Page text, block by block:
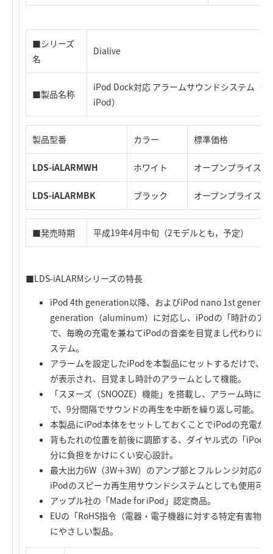
■シリーズ
名
Dialive
■製品名称
iPod Dock対応 アラームサウンドシステム（
iPod）
製品型番 カラー 標準価格
LDS-iALARMWH ホワイト オープンプライス
LDS-iALARMBK ブラック オープンプライス
■発売時期 平成19年4月中旬（2モデルとも，予定）
■LDS-iALARMシリーズの特長
iPod 4th generation以降、およびiPod nano 1st
generation（aluminum）に対応し、iPodの「時計のア
で、毎晩の充電を兼ねてiPodの音楽を目覚まし代わりに
ステム。
アラームを設定したiPodを本製品にセットするだけで、
が表示され、目覚まし時計のアラームとして機能。
「スヌーズ（SNOOZE）機能」を搭載し、アラーム時に
で、9分間隔でサウンドの再生を中断を繰り返し可能。
本製品にiPod本体をセットしておくことでiPodの充電が
背もたれの位置を前後に調節する、ダイヤル式の「iPod
分に負担をかけにくい安心設計。
最大出力6W（3W＋3W）のアンプ部とフルレンジ対応の
iPodのスピーカ再生用サウンドシステムとしても使用可
アップル社の「Made for iPod」認定商品。
EUの「RoHS指令（電器・電子機器に対する特定有害物
にやさしい製品。